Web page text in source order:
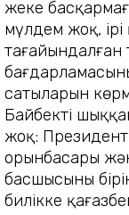
жеке
мүлдем жоқ,
тағайындалған
сатыларын
Байбектің
жоқ: Президент
орынбасары
басшысының
билікке